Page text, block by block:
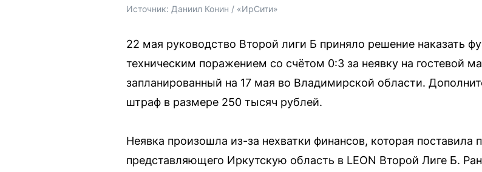
Источник: Даниил Конин / «ИрСити»
22 мая руководство Второй лиги Б приняло решение наказать
техническим поражением со счётом 0:3 за неявку на гостевой
запланированный на 17 мая во Владимирской области.
штраф в размере 250 тысяч рублей.
Неявка произошла из-за нехватки финансов, которая поставила
представляющего Иркутскую область в LEON Второй Лиге Б.